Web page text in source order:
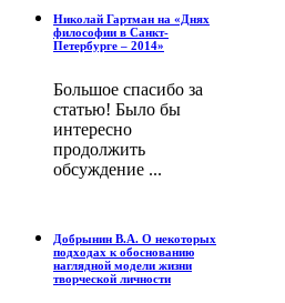
Николай Гартман на «Днях
философии в Санкт-
Петербурге – 2014»
Большое спасибо за
статью! Было бы
интересно
продолжить
обсуждение ...
Добрынин В.А. О некоторых
подходах к обоснованию
наглядной модели жизни
творческой личности